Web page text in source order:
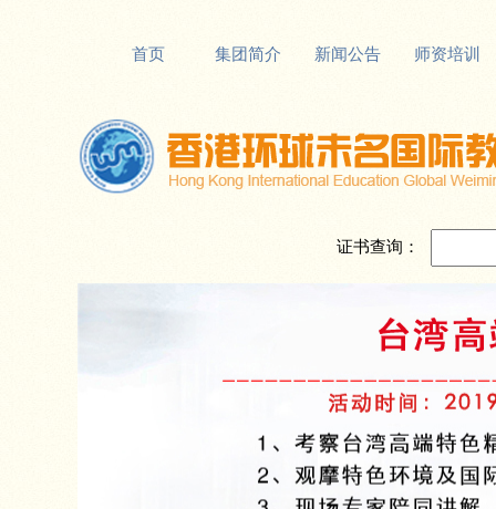
首页 集团简介 新闻公告 师资培训
证书查询：